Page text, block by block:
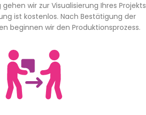
wir zur Visualisierung Ihres Projekts
ist kostenlos. Nach Bestätigung der
beginnen wir den Produktionsprozess.